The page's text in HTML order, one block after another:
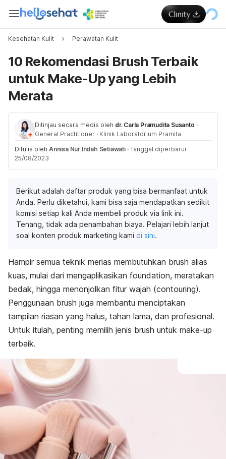
Kesehatan Kulit Perawatan Kulit
10 Rekomendasi Brush Terbaik
untuk Make-Up yang Lebih
Merata
Ditinjau secara medis oleh dr. Carla Pramudita Susanto ·
General Practitioner · Klinik Laboratorium Pramita
Ditulis oleh Annisa Nur Indah Setiawati · Tanggal diperbarui
25/08/2023
Berikut adalah daftar produk yang bisa bermanfaat untuk
Anda. Perlu diketahui, kami bisa saja mendapatkan sedikit
komisi setiap kali Anda membeli produk via link ini.
Tenang, tidak ada penambahan biaya. Pelajari lebih lanjut
soal konten produk marketing kami di sini.
Hampir semua teknik merias membutuhkan brush alias
kuas, mulai dari mengaplikasikan foundation, meratakan
bedak, hingga menonjolkan fitur wajah (contouring).
Penggunaan brush juga membantu menciptakan
tampilan riasan yang halus, tahan lama, dan profesional.
Untuk itulah, penting memilih jenis brush untuk make-up
terbaik.